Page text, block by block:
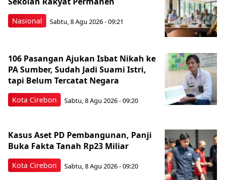
Nasional Sabtu, 8 Agu 2026 - 09:21
Kota Cirebon
106 Pasangan Ajukan Isbat Nikah ke
PA Sumber, Sudah Jadi Suami Istri,
tapi Belum Tercatat Negara
Sabtu, 8 Agu 2026 - 09:20
Kota Cirebon
Kasus Aset PD Pembangunan, Panji
Buka Fakta Tanah Rp23 Miliar
Sabtu, 8 Agu 2026 - 09:20